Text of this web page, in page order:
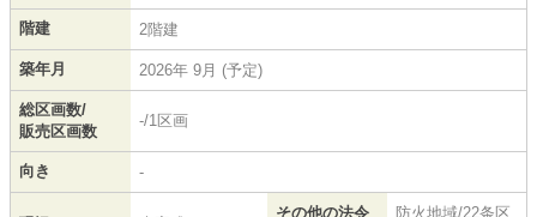
階建 2階建
築年月 2026年 9月 (予定)
総区画数/
販売区画数
-/1区画
向き -
その他の法令
防火地域/22条区